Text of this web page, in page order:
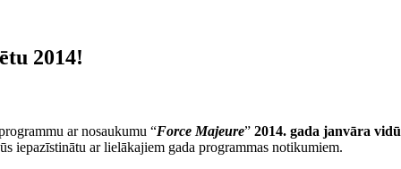
2014!
ar nosaukumu “Force Majeure” 2014. gada janvāra vidū
iepazīstinātu ar lielākajiem gada programmas notikumiem.